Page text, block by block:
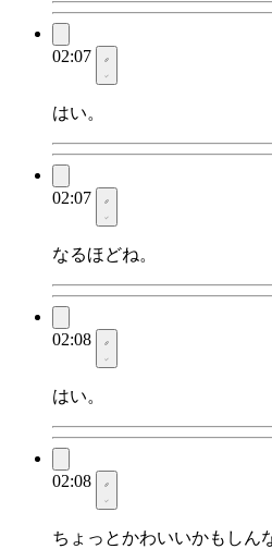
02:07
はい。
02:07
なるほどね。
02:08
はい。
02:08
ちょっとかわいいかもしん